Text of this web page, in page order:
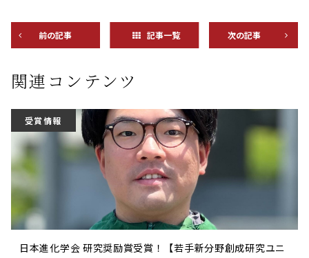
前の記事 記事一覧 次の記事
関連コンテンツ
受賞情報
日本進化学会 研究奨励賞受賞！【若手新分野創成研究ユニ